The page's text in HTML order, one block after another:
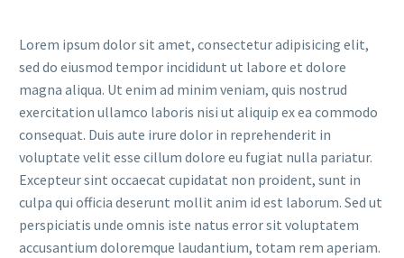
Lorem ipsum dolor sit amet, consectetur adipisicing elit,
sed do eiusmod tempor incididunt ut labore et dolore
magna aliqua. Ut enim ad minim veniam, quis nostrud
exercitation ullamco laboris nisi ut aliquip ex ea commodo
consequat. Duis aute irure dolor in reprehenderit in
voluptate velit esse cillum dolore eu fugiat nulla pariatur.
Excepteur sint occaecat cupidatat non proident, sunt in
culpa qui officia deserunt mollit anim id est laborum. Sed ut
perspiciatis unde omnis iste natus error sit voluptatem
accusantium doloremque laudantium, totam rem aperiam.